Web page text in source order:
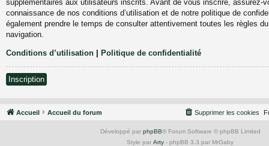
supplémentaires aux utilisateurs inscrits. Avant de vous inscrire, assurez-
connaissance de nos conditions d’utilisation et de notre politique de
également prendre le temps de consulter attentivement toutes les règles
navigation.
Conditions d’utilisation | Politique de confidentialité
Inscription
Accueil Accueil du forum Supprimer les cookies
Développé par phpBB® Forum Software © phpBB Limited
Style par Arty - phpBB 3.3 par MrGaby